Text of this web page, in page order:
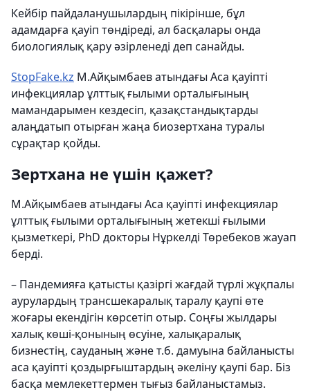
Кейбір пайдаланушылардың пікірінше, бұл
адамдарға қауіп төндіреді, ал басқалары онда
биологиялық қару әзірленеді деп санайды.
StopFake.kz М.Айқымбаев атындағы Аса қауіпті
инфекциялар ұлттық ғылыми орталығының
мамандарымен кездесіп, қазақстандықтарды
алаңдатып отырған жаңа биозертхана туралы
сұрақтар қойды.
Зертхана не үшін қажет?
М.Айқымбаев атындағы Аса қауіпті инфекциялар
ұлттық ғылыми орталығының жетекші ғылыми
қызметкері, PhD докторы Нұркелді Төребеков жауап
берді.
– Пандемияға қатысты қазіргі жағдай түрлі жұқпалы
аурулардың трансшекаралық таралу қаупі өте
жоғары екендігін көрсетіп отыр. Соңғы жылдары
халық көші-қонының өсуіне, халықаралық
бизнестің, сауданың және т.б. дамуына байланысты
аса қауіпті қоздырғыштардың әкеліну қаупі бар. Біз
басқа мемлекеттермен тығыз байланыстамыз.